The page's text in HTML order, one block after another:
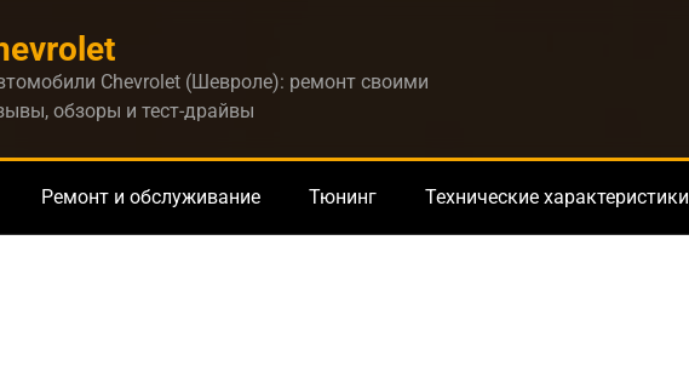
Chevrolet (Шевроле): ремонт своими
обзоры и тест-драйвы
Ремонт и обслуживание Тюнинг Технические характеристики